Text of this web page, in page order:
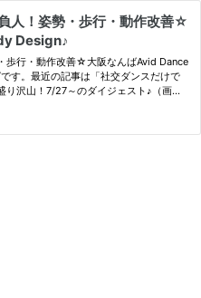
人！姿勢・歩行・動作改善☆
Design♪
歩行・動作改善☆大阪なんばAvid Dance
す。最近の記事は「社交ダンスだけで
り沢山！7/27～のダイジェスト♪（画像